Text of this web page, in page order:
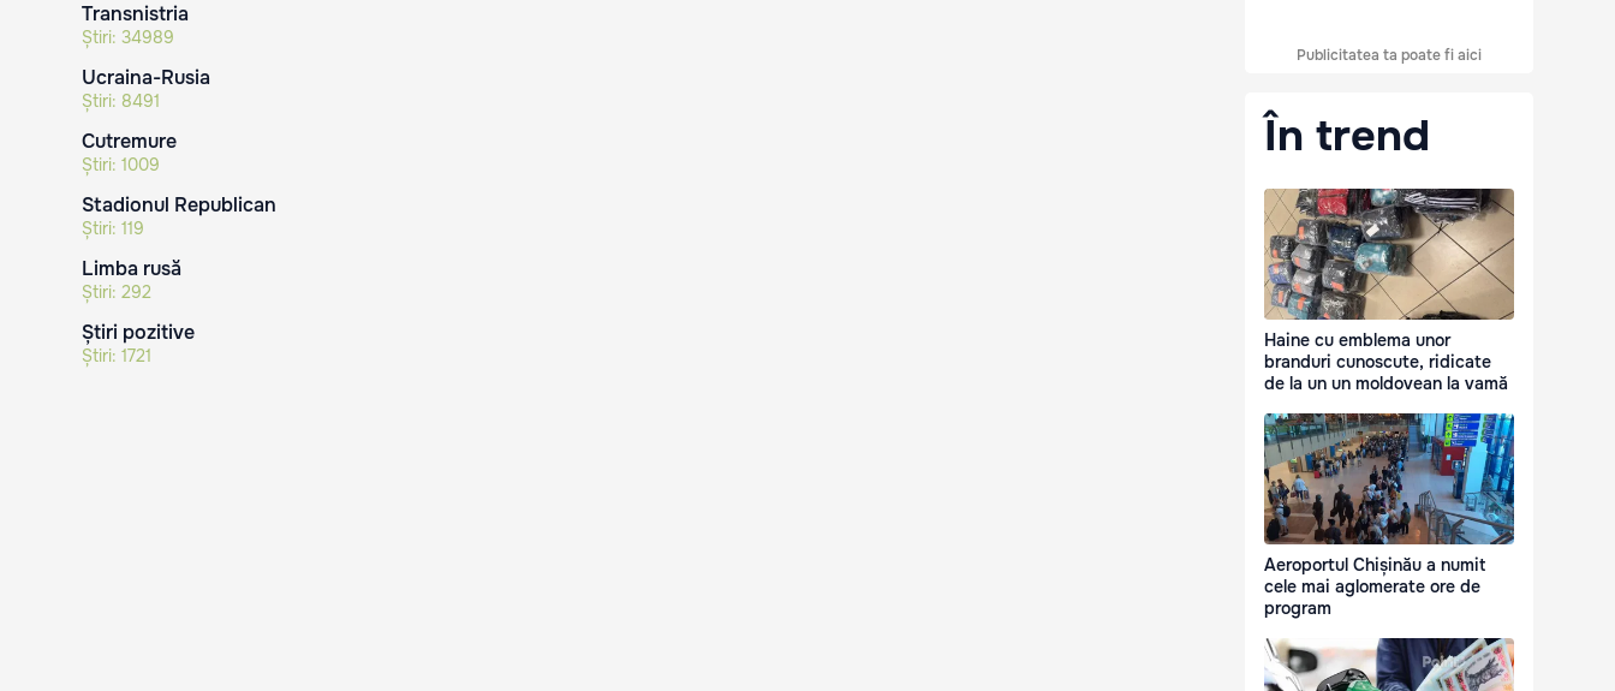
Transnistria
Știri: 34989
Ucraina-Rusia
Știri: 8491
Cutremure
Știri: 1009
Stadionul Republican
Știri: 119
Limba rusă
Știri: 292
Știri pozitive
Știri: 1721
Publicitatea ta poate fi aici
În trend
Haine cu emblema unor
branduri cunoscute, ridicate
de la un un moldovean la vamă
Aeroportul Chișinău a numit
cele mai aglomerate ore de
program